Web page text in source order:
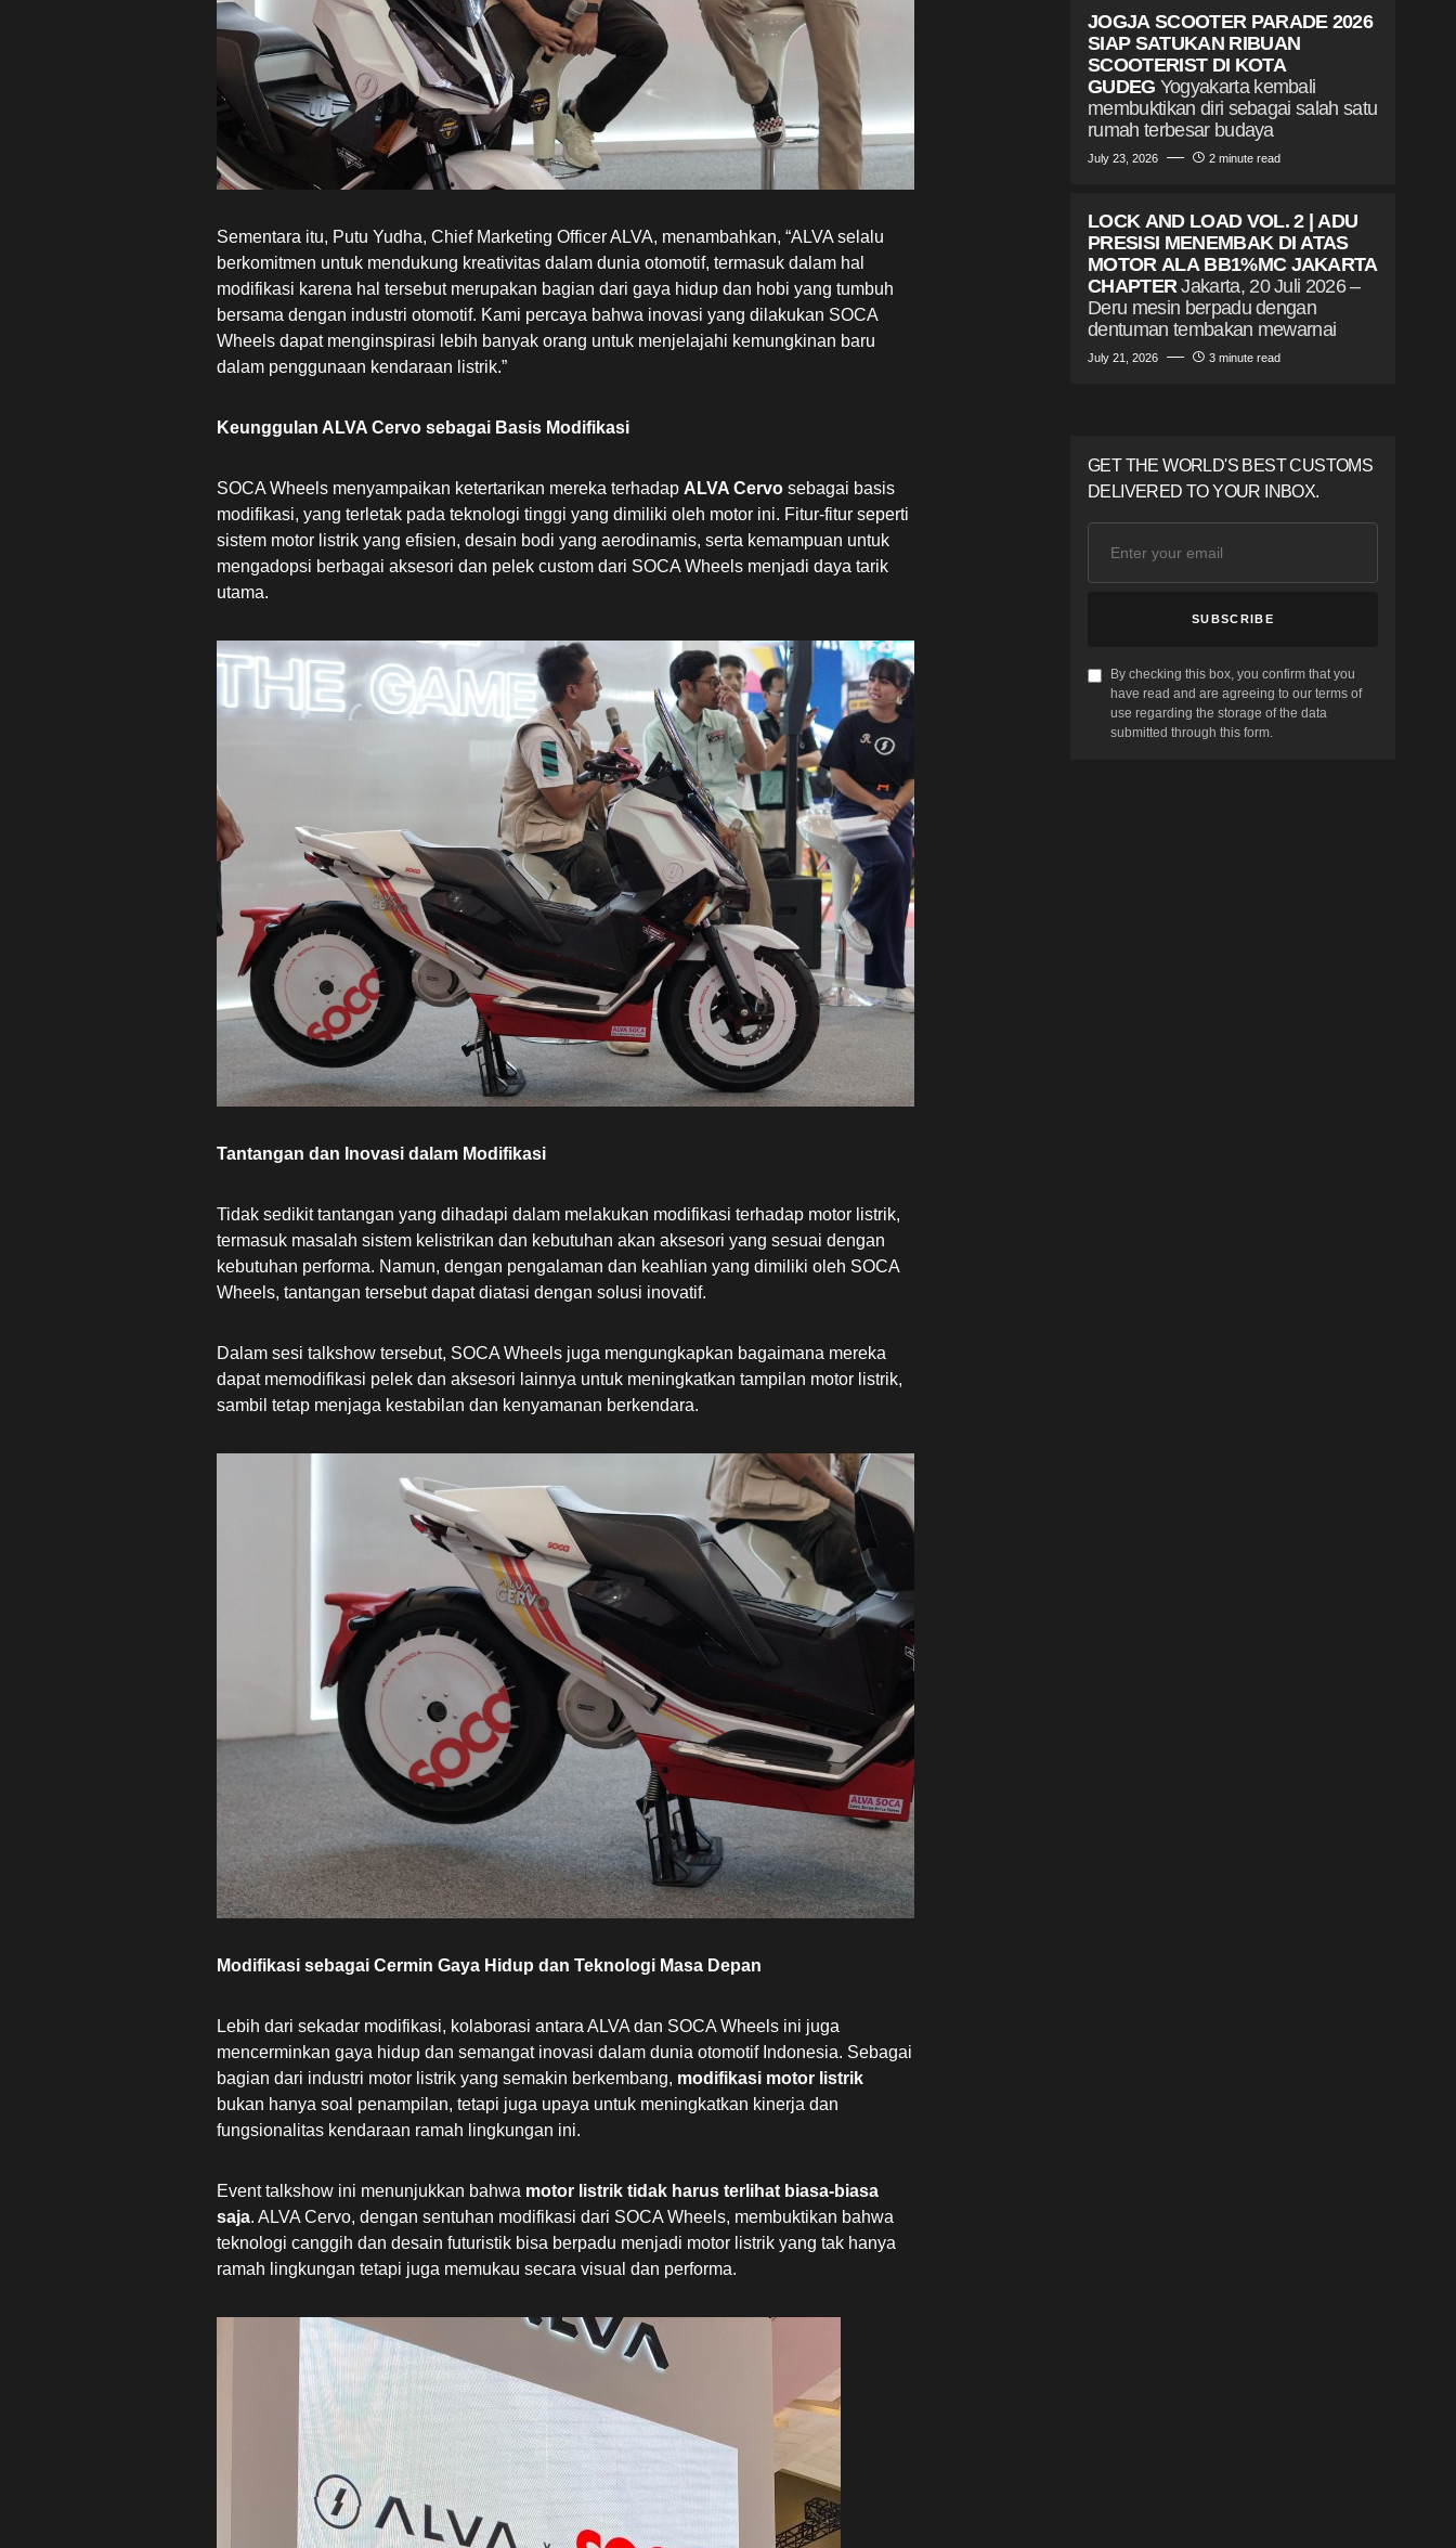
Sementara itu, Putu Yudha, Chief Marketing Officer ALVA, menambahkan, “ALVA selalu
berkomitmen untuk mendukung kreativitas dalam dunia otomotif, termasuk dalam hal
modifikasi karena hal tersebut merupakan bagian dari gaya hidup dan hobi yang tumbuh
bersama dengan industri otomotif. Kami percaya bahwa inovasi yang dilakukan SOCA
Wheels dapat menginspirasi lebih banyak orang untuk menjelajahi kemungkinan baru
dalam penggunaan kendaraan listrik.”
Keunggulan ALVA Cervo sebagai Basis Modifikasi
SOCA Wheels menyampaikan ketertarikan mereka terhadap ALVA Cervo sebagai basis
modifikasi, yang terletak pada teknologi tinggi yang dimiliki oleh motor ini. Fitur-fitur seperti
sistem motor listrik yang efisien, desain bodi yang aerodinamis, serta kemampuan untuk
mengadopsi berbagai aksesori dan pelek custom dari SOCA Wheels menjadi daya tarik
utama.
Tantangan dan Inovasi dalam Modifikasi
Tidak sedikit tantangan yang dihadapi dalam melakukan modifikasi terhadap motor listrik,
termasuk masalah sistem kelistrikan dan kebutuhan akan aksesori yang sesuai dengan
kebutuhan performa. Namun, dengan pengalaman dan keahlian yang dimiliki oleh SOCA
Wheels, tantangan tersebut dapat diatasi dengan solusi inovatif.
Dalam sesi talkshow tersebut, SOCA Wheels juga mengungkapkan bagaimana mereka
dapat memodifikasi pelek dan aksesori lainnya untuk meningkatkan tampilan motor listrik,
sambil tetap menjaga kestabilan dan kenyamanan berkendara.
Modifikasi sebagai Cermin Gaya Hidup dan Teknologi Masa Depan
Lebih dari sekadar modifikasi, kolaborasi antara ALVA dan SOCA Wheels ini juga
mencerminkan gaya hidup dan semangat inovasi dalam dunia otomotif Indonesia. Sebagai
bagian dari industri motor listrik yang semakin berkembang, modifikasi motor listrik
bukan hanya soal penampilan, tetapi juga upaya untuk meningkatkan kinerja dan
fungsionalitas kendaraan ramah lingkungan ini.
Event talkshow ini menunjukkan bahwa motor listrik tidak harus terlihat biasa-biasa
saja. ALVA Cervo, dengan sentuhan modifikasi dari SOCA Wheels, membuktikan bahwa
teknologi canggih dan desain futuristik bisa berpadu menjadi motor listrik yang tak hanya
ramah lingkungan tetapi juga memukau secara visual dan performa.
JOGJA SCOOTER PARADE 2026
SIAP SATUKAN RIBUAN
SCOOTERIST DI KOTA
GUDEG Yogyakarta kembali
membuktikan diri sebagai salah satu
rumah terbesar budaya
July 23, 2026 2 minute read
LOCK AND LOAD VOL. 2 | ADU
PRESISI MENEMBAK DI ATAS
MOTOR ALA BB1%MC JAKARTA
CHAPTER Jakarta, 20 Juli 2026 –
Deru mesin berpadu dengan
dentuman tembakan mewarnai
July 21, 2026 3 minute read
GET THE WORLD'S BEST CUSTOMS
DELIVERED TO YOUR INBOX.
SUBSCRIBE
By checking this box, you confirm that you
have read and are agreeing to our terms of
use regarding the storage of the data
submitted through this form.